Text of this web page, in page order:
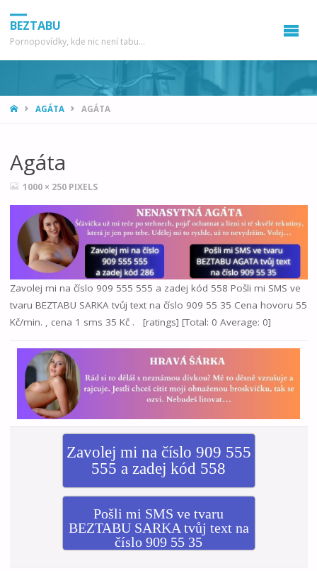
BEZTABU
Pornopovídky, kde nic není tabu...
HOMEAGÁTA AGÁTA
Agáta
FULL1000 × 250 PIXELS
Zavolej mi na číslo 909 555 555 a zadej kód 558 Pošli mi SMS ve
tvaru BEZTABU SARKA tvůj text na číslo 909 55 35 Cena hovoru 55
Kč/min. , cena 1 sms 35 Kč . [ratings] [Total: 0 Average: 0]
Zavolej mi na číslo 909 555
555 a zadej kód 558
Pošli mi SMS ve tvaru
BEZTABU SARKA tvůj text na
číslo 909 55 35